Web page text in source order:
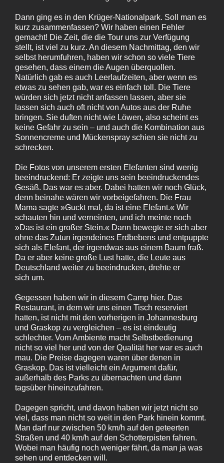
Dann ging es in den Krüger-Nationalpark. Soll man es
kurz zusammenfassen? Wir haben einen Fehler
gemacht! Die Zeit, die die Tour uns zur Verfügung
stellt, ist viel zu kurz. An diesem Nachmittag, den wir
selbst herumfuhren, haben wir schon so viele Tiere
gesehen, dass einem die Augen überquollen.
Natürlich gab es auch Leerlaufzeiten, aber wenn es
etwas zu sehen gab, war es einfach toll. Die Tiere
würden sich jetzt nicht anfassen lassen, aber sie
lassen sich auch oft nicht von Autos aus der Ruhe
bringen. Sie duften nicht wie Löwen, also scheint es
keine Gefahr zu sein – und auch die Kombination aus
Sonnencreme und Mückenspray schien sie nicht zu
schrecken.
Die Fotos von unserem ersten Elefanten sind wenig
beeindruckend: Er zeigte uns sein beeindruckendes
Gesäß. Das war es aber. Dabei hatten wir noch Glück,
denn beinahe wären wir vorbeigefahren. Die Frau
Mama sagte »Guckt mal, da ist eine Elefant.« Wir
schauten hin und verneinten, und ich meinte noch
»Das ist ein großer Stein.« Dann bewegte er sich aber
ohne das Zutun irgendeines Erdbebens und entpuppte
sich als Elefant, der irgendwas aus einem Baum fraß.
Da er aber keine große Lust hatte, die Leute aus
Deutschland weiter zu beeindrucken, drehte er
sich um.
Gegessen haben wir in diesem Camp hier. Das
Restaurant, in dem wir uns einen Tisch reserviert
hatten, ist nicht mit den vorherigen in Johannesburg
und Graskop zu vergleichen – es ist eindeutig
schlechter. Vom Ambiente macht Selbstbedienung
nicht so viel her und von der Qualität her war es auch
mau. Die Preise dagegen waren über denen in
Graskop. Das ist vielleicht ein Argument dafür,
außerhalb des Parks zu übernachten und dann
tagsüber hineinzufahren.
Dagegen spricht, und davon haben wir jetzt nicht so
viel, dass man nicht so weit in den Park hinein kommt.
Man darf nur zwischen 50 km/h auf den geteerten
Straßen und 40 km/h auf den Schotterpisten fahren.
Wobei man häufig noch weniger fährt, da man ja was
sehen und entdecken will.